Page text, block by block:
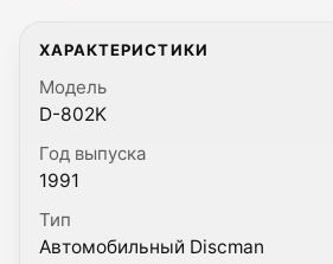
ХАРАКТЕРИСТИКИ
Модель
D-802K
Год выпуска
1991
Тип
Автомобильный Discman